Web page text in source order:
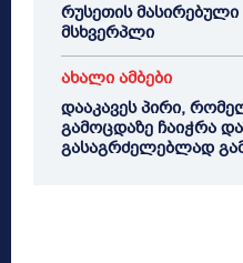
რუსეთის მასირებული
მსხვერპლი
ახალი ამბები
დააკავეს პირი,
გამოცდაზე ჩაიჭრა
გასაგრძელებლად